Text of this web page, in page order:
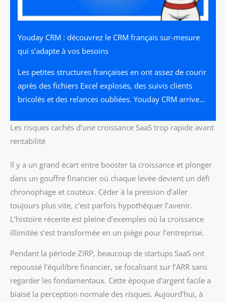
Youday CRM : découvrez le CRM français sur-mesure
qui s’adapte à vos besoins
Les petites structures françaises en ont assez de courir
après des fichiers Excel explosés, des suivis clients
bricolés et des relances oubliées. Youday CRM arrive…
Les risques cachés d’une croissance SaaS trop rapide avant
rentabilité
Il y a un grand écart entre booster ta croissance et plonger
dans un gouffre financier où chaque levée devient un défi
chronophage et couteux. Céder à la pression d’aller
toujours plus vite, c’est parfois hypothéquer l’avenir.
L’histoire récente est pleine d’exemples où la croissance
illimitée s’est transformée en un piège pour l’entreprise.
Pendant la période ZIRP, beaucoup de startups SaaS ont
repoussé l’équilibre financier, se focalisant sur l’ARR sans
regarder les fondamentaux. Cette époque d’argent facile a
biaisé la perception normale des risques. Aujourd’hui, à